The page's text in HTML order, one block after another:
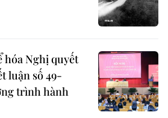
Nghị quyết
luận số 49-
trình hành